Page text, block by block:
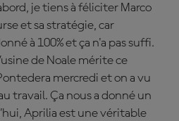
je tiens à féliciter Marco
et sa stratégie, car
à 100% et ça n'a pas suffi.
de Noale mérite ce
mercredi et on a vu
travail. Ça nous a donné un
Aprilia est une véritable